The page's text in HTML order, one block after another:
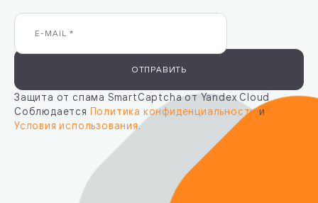
ОТПРАВИТЬ
Защита от спама SmartCaptcha от Yandex Cloud
Соблюдается Политика конфиденциальностии
Условия использования.